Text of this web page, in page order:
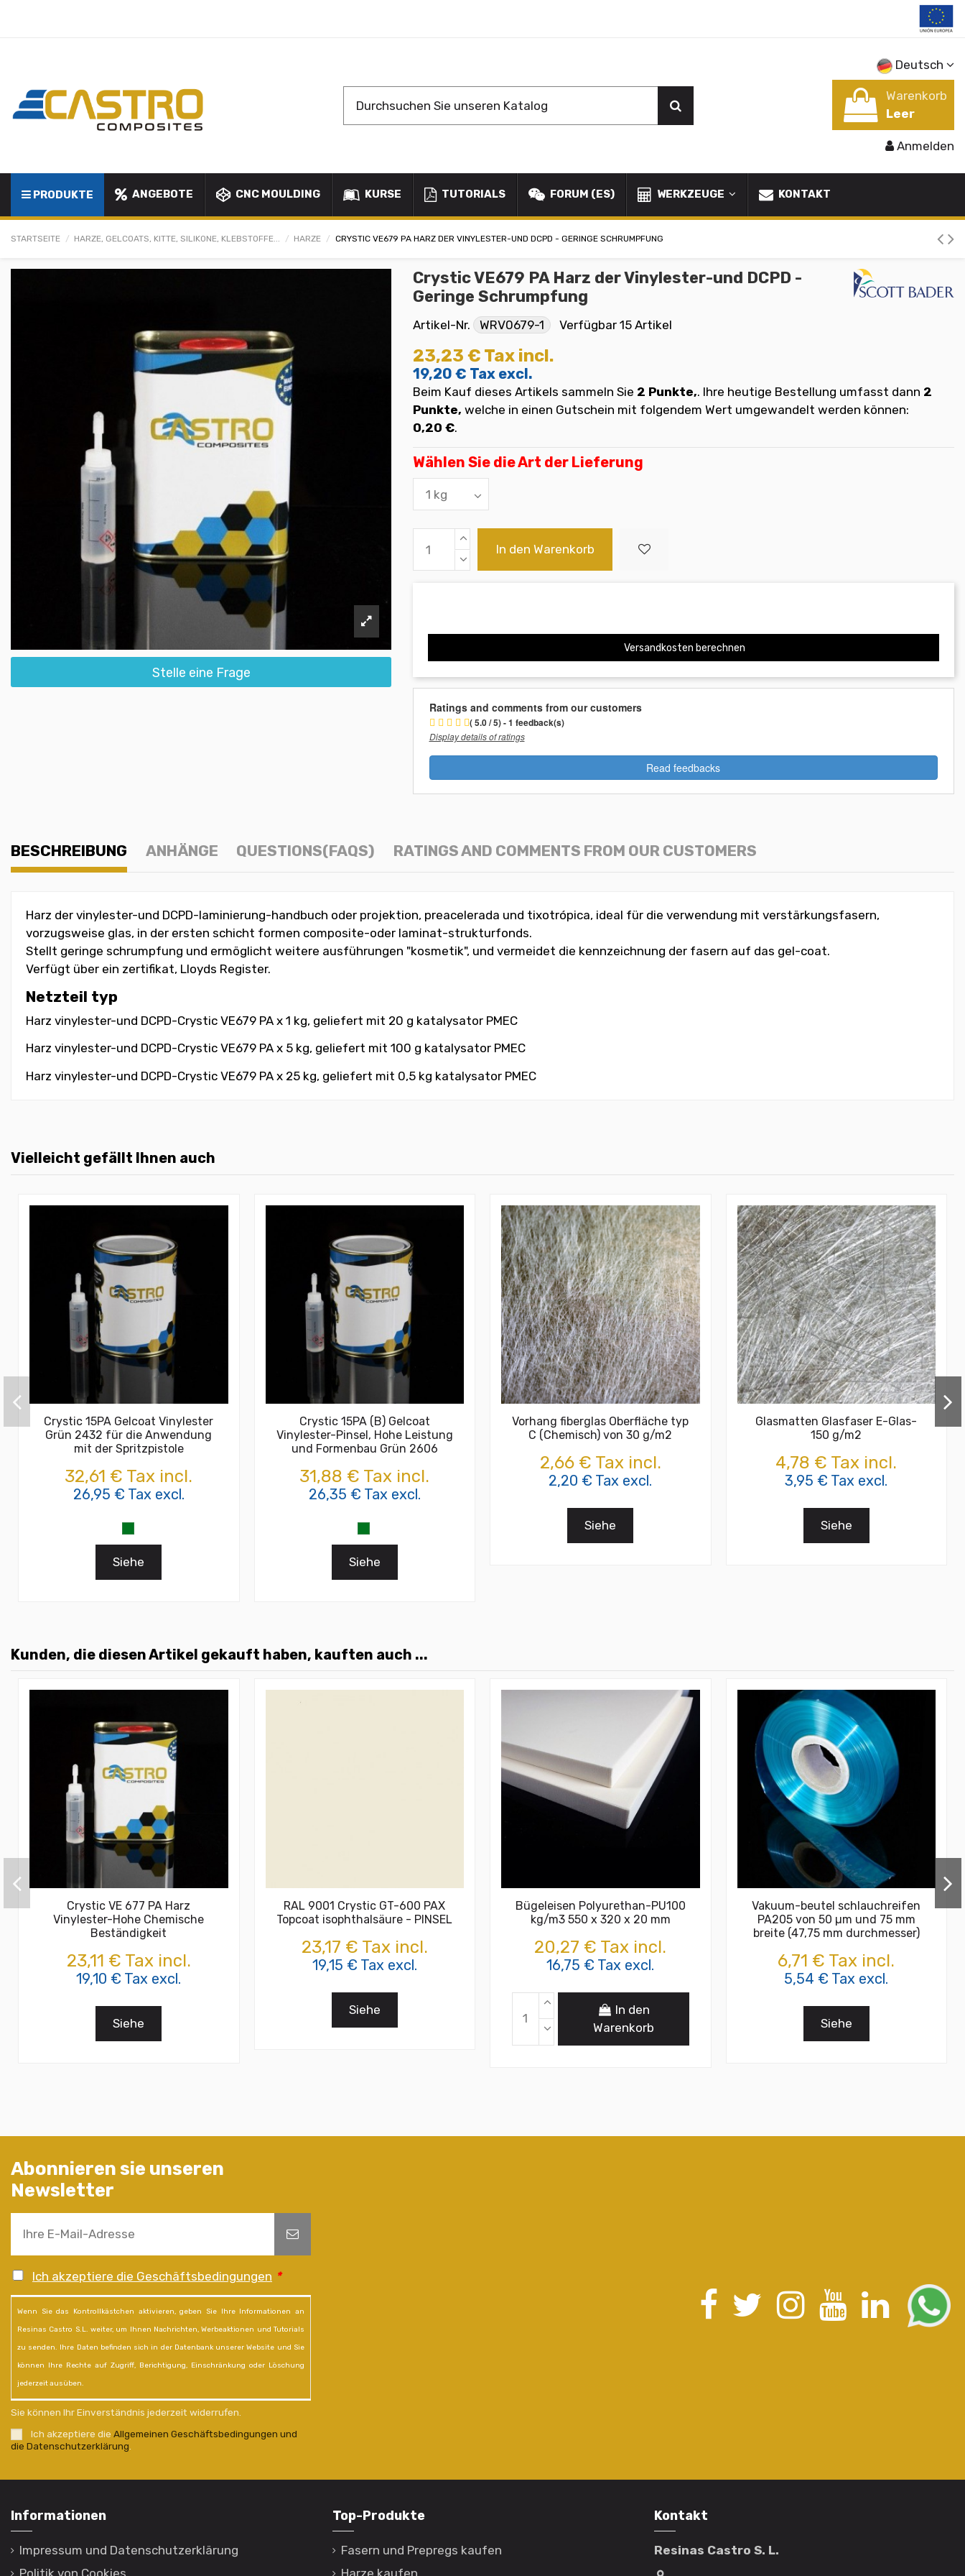
Deutsch
Warenkorb
Leer
Anmelden
PRODUKTE ANGEBOTE CNC MOULDING KURSE TUTORIALS FORUM (ES) WERKZEUGE KONTAKT
STARTSEITE HARZE, GELCOATS, KITTE, SILIKONE, KLEBSTOFFE... HARZE CRYSTIC VE679 PA HARZ DER VINYLESTER-UND DCPD - GERINGE SCHRUMPFUNG
Stelle eine Frage
Crystic VE679 PA Harz der Vinylester-und DCPD -
Geringe Schrumpfung
Artikel-Nr. WRV0679-1 Verfügbar 15 Artikel
23,23 € Tax incl.
19,20 € Tax excl.
Beim Kauf dieses Artikels sammeln Sie 2 Punkte,. Ihre heutige Bestellung umfasst dann 2
Punkte, welche in einen Gutschein mit folgendem Wert umgewandelt werden können:
0,20 €.
Wählen Sie die Art der Lieferung
In den Warenkorb
Versandkosten berechnen
Ratings and comments from our customers
( 5.0 / 5) - 1 feedback(s)
Display details of ratings
Read feedbacks
BESCHREIBUNG ANHÄNGE QUESTIONS(FAQS) RATINGS AND COMMENTS FROM OUR CUSTOMERS
Harz der vinylester-und DCPD-laminierung-handbuch oder projektion, preacelerada und tixotrópica, ideal für die verwendung mit verstärkungsfasern,
vorzugsweise glas, in der ersten schicht formen composite-oder laminat-strukturfonds.
Stellt geringe schrumpfung und ermöglicht weitere ausführungen "kosmetik", und vermeidet die kennzeichnung der fasern auf das gel-coat.
Verfügt über ein zertifikat, Lloyds Register.
Netzteil typ
Harz vinylester-und DCPD-Crystic VE679 PA x 1 kg, geliefert mit 20 g katalysator PMEC
Harz vinylester-und DCPD-Crystic VE679 PA x 5 kg, geliefert mit 100 g katalysator PMEC
Harz vinylester-und DCPD-Crystic VE679 PA x 25 kg, geliefert mit 0,5 kg katalysator PMEC
Vielleicht gefällt Ihnen auch
Crystic 15PA Gelcoat Vinylester
Grün 2432 für die Anwendung
mit der Spritzpistole
32,61 € Tax incl.
26,95 € Tax excl.
Siehe
Crystic 15PA (B) Gelcoat
Vinylester-Pinsel, Hohe Leistung
und Formenbau Grün 2606
31,88 € Tax incl.
26,35 € Tax excl.
Siehe
Vorhang fiberglas Oberfläche typ
C (Chemisch) von 30 g/m2
2,66 € Tax incl.
2,20 € Tax excl.
Siehe
Glasmatten Glasfaser E-Glas-
150 g/m2
4,78 € Tax incl.
3,95 € Tax excl.
Siehe
Kunden, die diesen Artikel gekauft haben, kauften auch ...
Crystic VE 677 PA Harz
Vinylester-Hohe Chemische
Beständigkeit
23,11 € Tax incl.
19,10 € Tax excl.
Siehe
RAL 9001 Crystic GT-600 PAX
Topcoat isophthalsäure - PINSEL
23,17 € Tax incl.
19,15 € Tax excl.
Siehe
Bügeleisen Polyurethan-PU100
kg/m3 550 x 320 x 20 mm
20,27 € Tax incl.
16,75 € Tax excl.
In den
Warenkorb
Vakuum-beutel schlauchreifen
PA205 von 50 µm und 75 mm
breite (47,75 mm durchmesser)
6,71 € Tax incl.
5,54 € Tax excl.
Siehe
Abonnieren sie unseren
Newsletter
Ich akzeptiere die Geschäftsbedingungen *
Wenn Sie das Kontrollkästchen aktivieren, geben Sie Ihre Informationen an
Resinas Castro S.L. weiter, um Ihnen Nachrichten, Werbeaktionen und Tutorials
zu senden. Ihre Daten befinden sich in der Datenbank unserer Website und Sie
können Ihre Rechte auf Zugriff, Berichtigung, Einschränkung oder Löschung
jederzeit ausüben.
Sie können Ihr Einverständnis jederzeit widerrufen.
Ich akzeptiere die Allgemeinen Geschäftsbedingungen und
die Datenschutzerklärung.
Informationen
Impressum und Datenschutzerklärung
Politik von Cookies
Top-Produkte
Fasern und Prepregs kaufen
Harze kaufen
Kontakt
Resinas Castro S. L.